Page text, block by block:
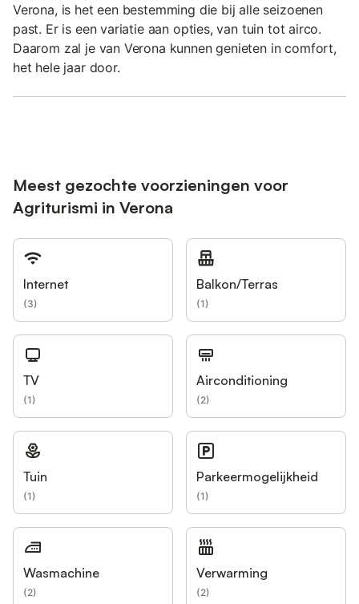
Verona, is het een bestemming die bij alle seizoenen
past. Er is een variatie aan opties, van tuin tot airco.
Daarom zal je van Verona kunnen genieten in comfort,
het hele jaar door.
Meest gezochte voorzieningen voor
Agriturismi in Verona
Internet
(3)
Balkon/Terras
(1)
TV
(1)
Airconditioning
(2)
Tuin
(1)
Parkeermogelijkheid
(1)
Wasmachine
(2)
Verwarming
(2)